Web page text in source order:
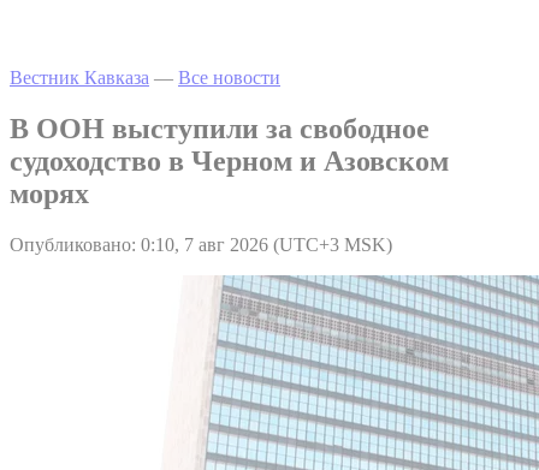
Вестник Кавказа — Все новости
В ООН выступили за свободное
судоходство в Черном и Азовском
морях
Опубликовано: 0:10, 7 авг 2026 (UTC+3 MSK)